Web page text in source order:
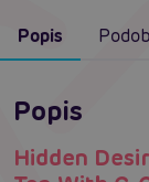
Popis
Popis
Hidden